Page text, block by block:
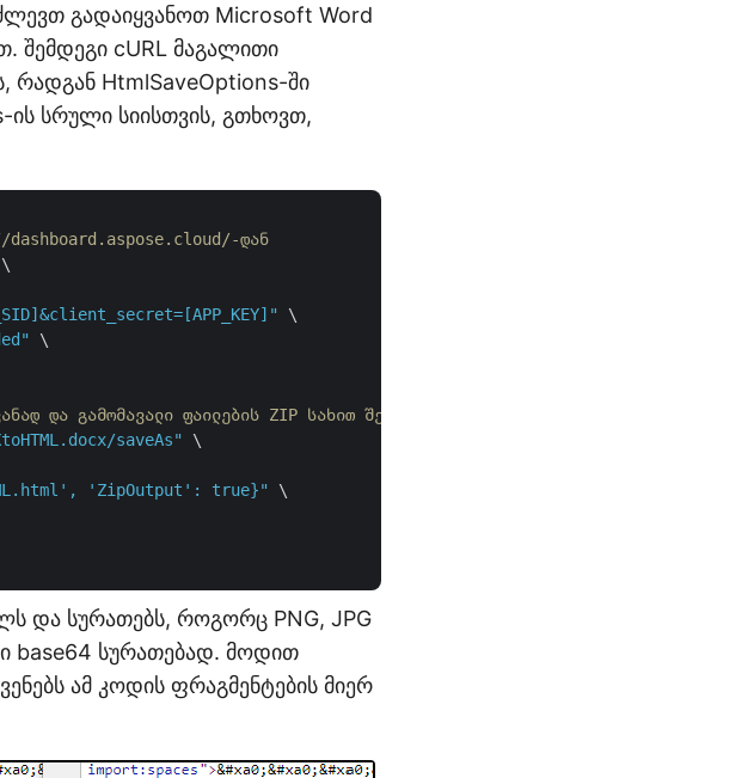
გადაიყვანოთ Microsoft Word
შემდეგი cURL მაგალითი
რადგან HtmlSaveOptions-ში
ის სრული სიისთვის, გთხოვთ,
დან
\
\
\
და გამომავალი ფაილების ZIP სახით შესანახად
saveAs"
\
'ZipOutput': true}"
\
და სურათებს, როგორც PNG, JPG
base64 სურათებად. მოდით
ამ კოდის ფრაგმენტების მიერ